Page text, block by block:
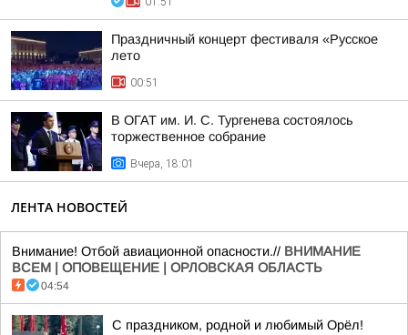
Праздничный концерт фестиваля «Русское
лето
00:51
В ОГАТ им. И. С. Тургенева состоялось
торжественное собрание
Вчера, 18:01
ЛЕНТА НОВОСТЕЙ
Внимание! Отбой авиационной опасности.// ВНИМАНИЕ
ВСЕМ | ОПОВЕЩЕНИЕ | ОРЛОВСКАЯ ОБЛАСТЬ
04:54
С праздником, родной и любимый Орёл!